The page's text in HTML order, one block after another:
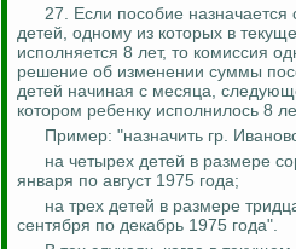
27. Если пособие назначается
детей, одному из которых в
исполняется 8 лет, то комиссия
решение об изменении суммы
детей начиная с месяца,
котором ребенку исполнилось 8
Пример: "назначить гр.
на четырех детей в размере
января по август 1975 года;
на трех детей в размере
сентября по декабрь 1975 года".